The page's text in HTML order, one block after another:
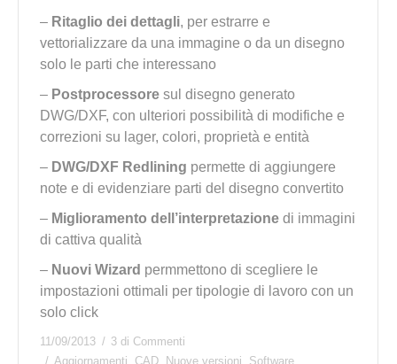
– Ritaglio dei dettagli, per estrarre e
vettorializzare da una immagine o da un disegno
solo le parti che interessano
– Postprocessore sul disegno generato
DWG/DXF, con ulteriori possibilità di modifiche e
correzioni su lager, colori, proprietà e entità
– DWG/DXF Redlining permette di aggiungere
note e di evidenziare parti del disegno convertito
– Miglioramento dell’interpretazione di immagini
di cattiva qualità
– Nuovi Wizard permmettono di scegliere le
impostazioni ottimali per tipologie di lavoro con un
solo click
11/09/2013
3 di Commenti
Aggiornamenti
CAD Nuove versioni Software